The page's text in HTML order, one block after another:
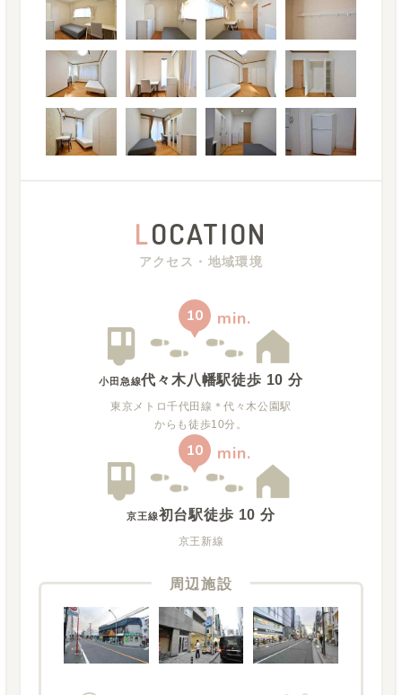
LOCATION
アクセス・地域環境
10 min.
小田急線代々木八幡駅徒歩 10 分
東京メトロ千代田線＊代々木公園駅
からも徒歩10分。
10 min.
京王線初台駅徒歩 10 分
京王新線
周辺施設